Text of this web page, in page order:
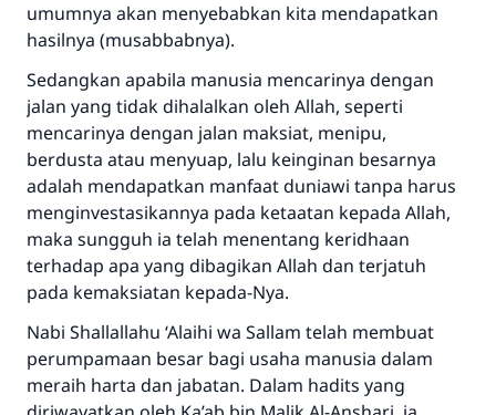
umumnya akan menyebabkan kita mendapatkan
hasilnya (musabbabnya).
Sedangkan apabila manusia mencarinya dengan
jalan yang tidak dihalalkan oleh Allah, seperti
mencarinya dengan jalan maksiat, menipu,
berdusta atau menyuap, lalu keinginan besarnya
adalah mendapatkan manfaat duniawi tanpa harus
menginvestasikannya pada ketaatan kepada Allah,
maka sungguh ia telah menentang keridhaan
terhadap apa yang dibagikan Allah dan terjatuh
pada kemaksiatan kepada-Nya.
Nabi Shallallahu ‘Alaihi wa Sallam telah membuat
perumpamaan besar bagi usaha manusia dalam
meraih harta dan jabatan. Dalam hadits yang